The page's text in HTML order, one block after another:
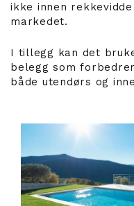
ikke innen
markedet.
I tillegg kan det
belegg som
både utendørs og